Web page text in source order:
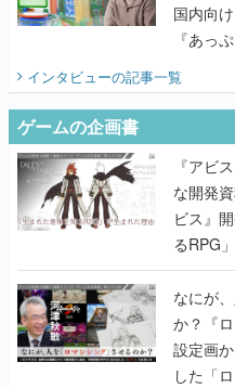
国内向
『あっ
てみた
インタビューの記事一覧
ゲームの企画書
『アビ
な開発
ビス』
るRPG
書】
なにが
か？『
設定画
した「